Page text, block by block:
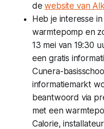
dewebsite van
Heb je interesse
warmtepomp en
13 mei van 19:30
een gratis
Cunera-
informatiemarkt
beantwoord via
met een
Calorie,